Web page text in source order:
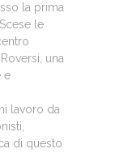
la prima
le
una
e
lavoro da
di questo